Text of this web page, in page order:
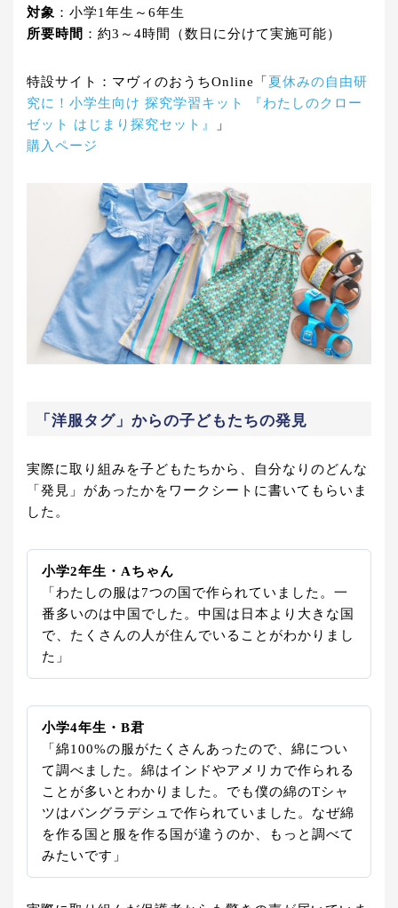
対象 ：小学1年生～6年生
所要時間 ：約3～4時間（数日に分けて実施可能）
特設サイト：マヴィのおうちOnline「 夏休みの自由研
究に！小学生向け 探究学習キット 『わたしのクロー
ゼット はじまり探究セット』
」
購入ページ
「洋服タグ」からの子どもたちの発見
実際に取り組みを子どもたちから、自分なりのどんな
「発見」があったかをワークシートに書いてもらいま
した。
小学2年生・Aちゃん
「わたしの服は7つの国で作られていました。一
番多いのは中国でした。中国は日本より大きな国
で、たくさんの人が住んでいることがわかりまし
た」
小学4年生・B君
「綿100%の服がたくさんあったので、綿につい
て調べました。綿はインドやアメリカで作られる
ことが多いとわかりました。でも僕の綿のTシャ
ツはバングラデシュで作られていました。なぜ綿
を作る国と服を作る国が違うのか、もっと調べて
みたいです」